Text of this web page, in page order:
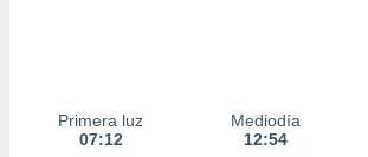
Primera luz
07:12
Mediodía
12:54